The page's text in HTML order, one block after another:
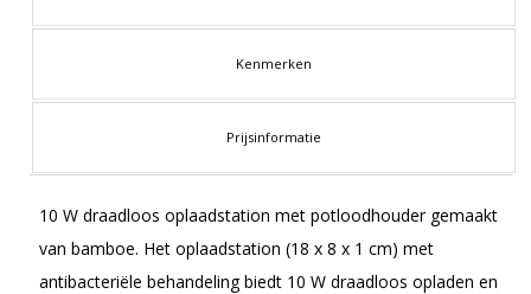
Kenmerken
Prijsinformatie
10 W draadloos oplaadstation met potloodhouder gemaakt
van bamboe. Het oplaadstation (18 x 8 x 1 cm) met
antibacteriële behandeling biedt 10 W draadloos opladen en